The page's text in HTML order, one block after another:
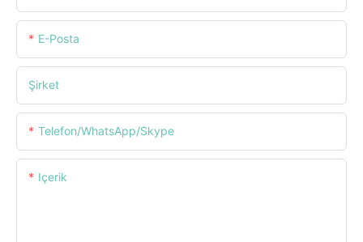
E-Posta
Şirket
Telefon/WhatsApp/Skype
Içerik